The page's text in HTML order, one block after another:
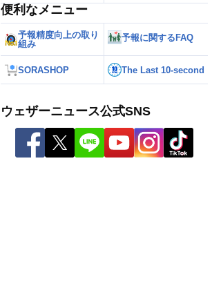
便利なメニュー
予報精度向上の取り
組み
予報に関するFAQ
SORASHOP The Last 10-second
ウェザーニュース公式SNS